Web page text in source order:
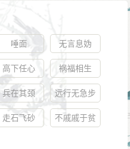
唾面 无言息妫
高下任心 祸福相生
兵在其颈 远行无急步
走石飞砂
不戚戚于贫